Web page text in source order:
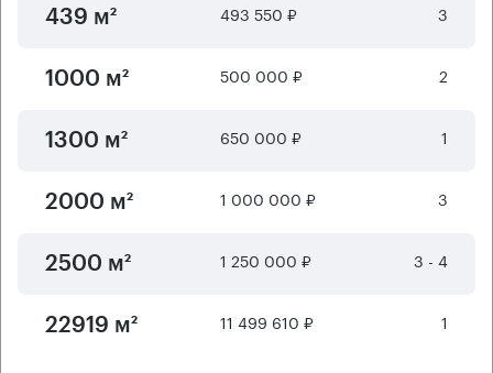
439 м² 493 550 ₽ 3
1000 м² 500 000 ₽ 2
1300 м² 650 000 ₽ 1
2000 м² 1 000 000 ₽ 3
2500 м² 1 250 000 ₽ 3 - 4
22919 м² 11 499 610 ₽ 1